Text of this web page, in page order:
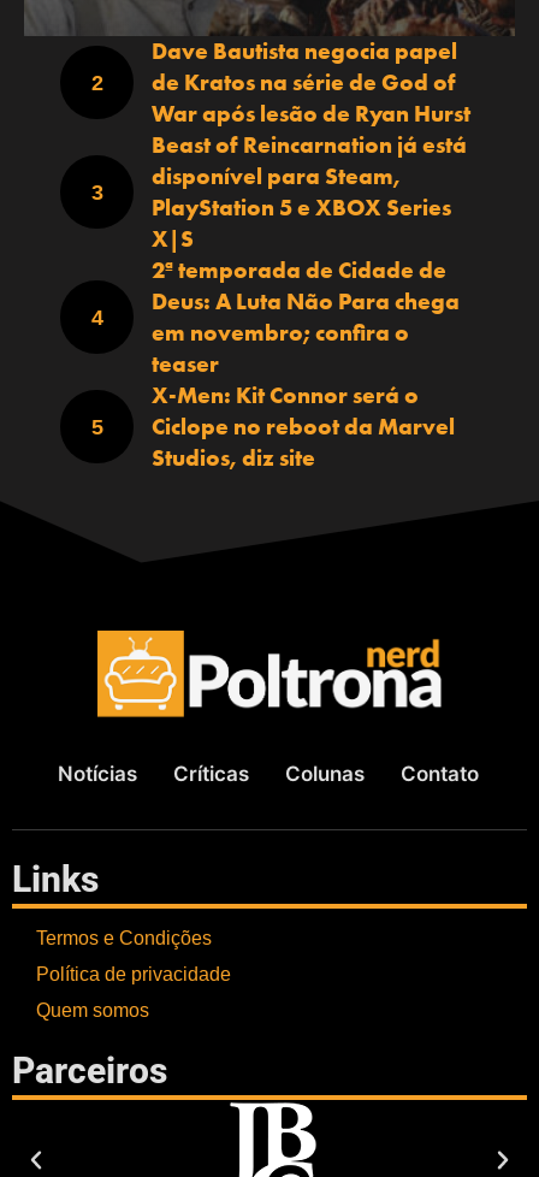
Dave Bautista negocia papel
de Kratos na série de God of
War após lesão de Ryan Hurst
Beast of Reincarnation já está
disponível para Steam,
PlayStation 5 e XBOX Series
X|S
2ª temporada de Cidade de
Deus: A Luta Não Para chega
em novembro; confira o
teaser
X-Men: Kit Connor será o
Ciclope no reboot da Marvel
Studios, diz site
Notícias Críticas Colunas Contato
Links
Termos e Condições
Política de privacidade
Quem somos
Parceiros